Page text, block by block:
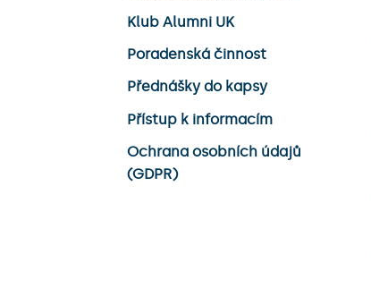
Klub Alumni UK
Poradenská činnost
Přednášky do kapsy
Přístup k informacím
Ochrana osobních údajů
(GDPR)